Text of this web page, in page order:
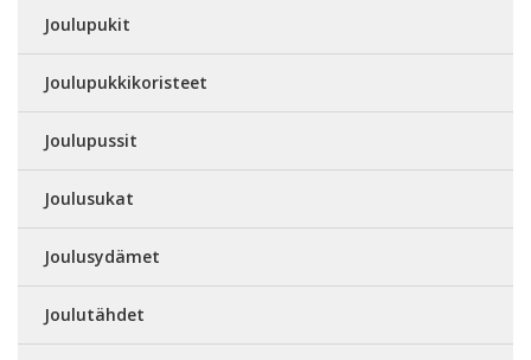
Joulupukit
Joulupukkikoristeet
Joulupussit
Joulusukat
Joulusydämet
Joulutähdet